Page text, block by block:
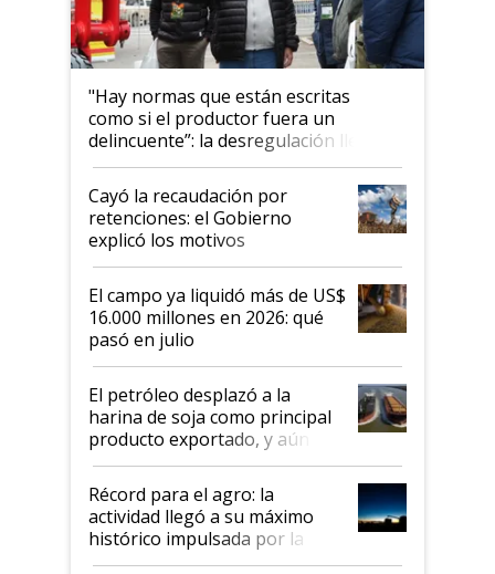
"Hay normas que están escritas
como si el productor fuera un
delincuente”: la desregulación llegó
al Congreso Aapresid y hasta se
habló del financiamiento al IPCVA
Cayó la recaudación por
retenciones: el Gobierno
explicó los motivos
El campo ya liquidó más de US$
16.000 millones en 2026: qué
pasó en julio
El petróleo desplazó a la
harina de soja como principal
producto exportado, y aún así
el agro aportó casi seis de cada
diez dólares y sostuvo el
liderazgo en un semestre
récord
Récord para el agro: la
actividad llegó a su máximo
histórico impulsada por la
cosecha y las exportaciones